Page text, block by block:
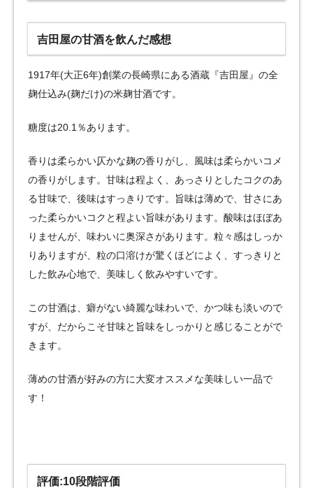
吉田屋の甘酒を飲んだ感想
1917年(大正6年)創業の長崎県にある酒蔵『吉田屋』の全
麹仕込み(麹だけ)の米麹甘酒です。
糖度は20.1％あります。
香りは柔らかい仄かな麹の香りがし、風味は柔らかいコメ
の香りがします。甘味は程よく、あっさりとしたコクのあ
る甘味で、後味はすっきりです。旨味は薄めで、甘さにあ
った柔らかいコクと程よい旨味があります。酸味はほぼあ
りませんが、味わいに奥深さがあります。粒々感はしっか
りありますが、粒の口溶けが驚くほどによく、すっきりと
した飲み心地で、美味しく飲みやすいです。
この甘酒は、癖がない綺麗な味わいで、かつ味も淡いので
すが、だからこそ甘味と旨味をしっかりと感じることがで
きます。
薄めの甘酒が好みの方に大変オススメな美味しい一品で
す！
評価:10段階評価